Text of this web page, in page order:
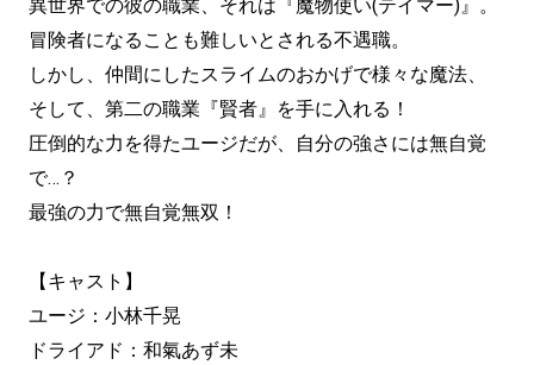
異世界での彼の職業、それは『魔物使い(テイマー)』。
冒険者になることも難しいとされる不遇職。
しかし、仲間にしたスライムのおかげで様々な魔法、
そして、第二の職業『賢者』を手に入れる！
圧倒的な力を得たユージだが、自分の強さには無自覚
で…？
最強の力で無自覚無双！
【キャスト】
ユージ：小林千晃
ドライアド：和氣あず未